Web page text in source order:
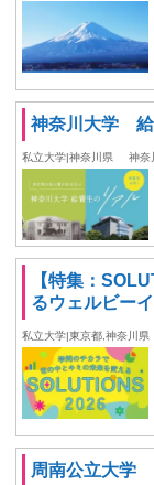
神奈川大学 給
私立大学|神奈川県 神奈
【特集：
るウェルビー
私立大学|東京都,神奈川県
周南公立大学